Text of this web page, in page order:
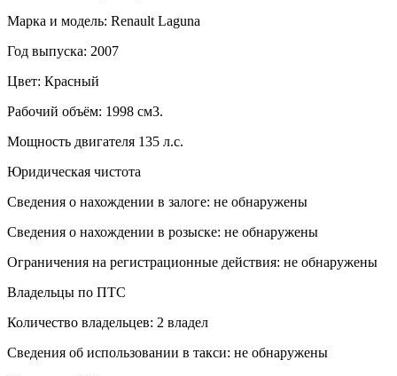
Марка и модель: Renault Laguna
Год выпуска: 2007
Цвет: Красный
Рабочий объём: 1998 см3.
Мощность двигателя 135 л.с.
Юридическая чистота
Сведения о нахождении в залоге: не обнаружены
Сведения о нахождении в розыске: не обнаружены
Ограничения на регистрационные действия: не обнаружены
Владельцы по ПТС
Количество владельцев: 2 владел
Сведения об использовании в такси: не обнаружены